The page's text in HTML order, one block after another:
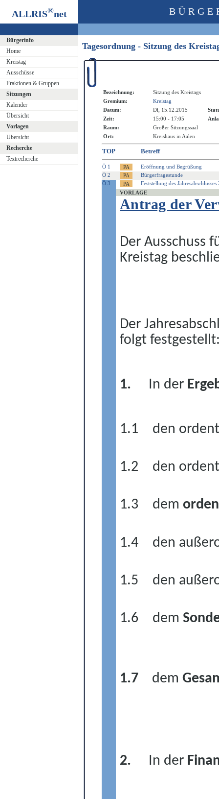
ALLRIS®net
Bürgerinfo
Home
Kreistag
Ausschüsse
Fraktionen & Gruppen
Sitzungen
Kalender
Übersicht
Vorlagen
Übersicht
Recherche
Textrecherche
Tagesordnung - Sitzung des
Bezeichnung:
Sitzung des Kreistags
Gremium:
Kreistag
Datum:
Di, 15.12.2015
Zeit:
15:00 - 17:05
Raum:
Großer Sitzungssaal
Ort:
Kreishaus in Aalen
TOP Betreff
Ö 1
Eröffnung und Begrüßung
Ö 2
Bürgerfragestunde
Ö 3
Feststellung des
VORLAGE
Antrag der
Der Ausschuss
Kreistag
Der
folgt
1. In der
1.1 den
1.2 den
1.3 dem
1.4 den
1.5 den
1.6 dem
1.7 dem
2. In der